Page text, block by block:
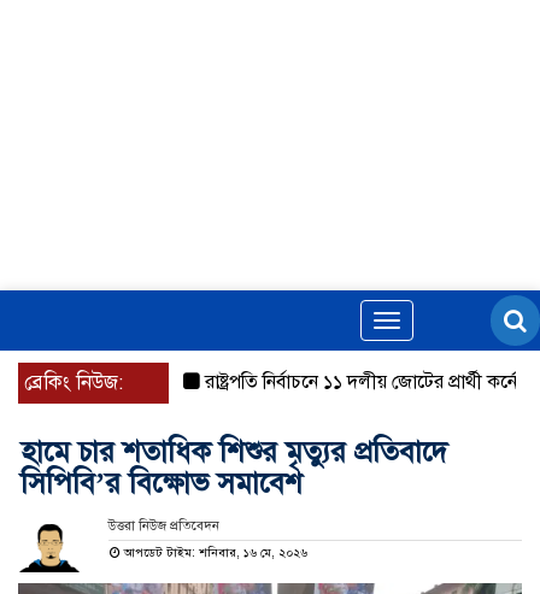
Toggle
navigation
ব্রেকিং নিউজ: রাষ্ট্রপতি নির্বাচনে ১১ দলীয় জোটের প্রার্থী কর্নেল
হামে চার শতাধিক শিশুর মৃত্যুর প্রতিবাদে
সিপিবি’র বিক্ষোভ সমাবেশ
উত্তরা নিউজ প্রতিবেদন
আপডেট টাইম: শনিবার, ১৬ মে, ২০২৬